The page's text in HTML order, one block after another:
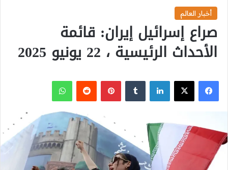
أخبار العالم
صراع إسرائيل إيران: قائمة
الأحداث الرئيسية ، 22 يونيو 2025
فيسبوك
‫X لينكدإن بينتيريست واتساب